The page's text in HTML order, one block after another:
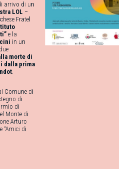
arrivo di un
LOL –
Fratel
e la
in un
morte di
dalla prima
.
Comune di
di
di
Monte di
Arturo
“Amici di